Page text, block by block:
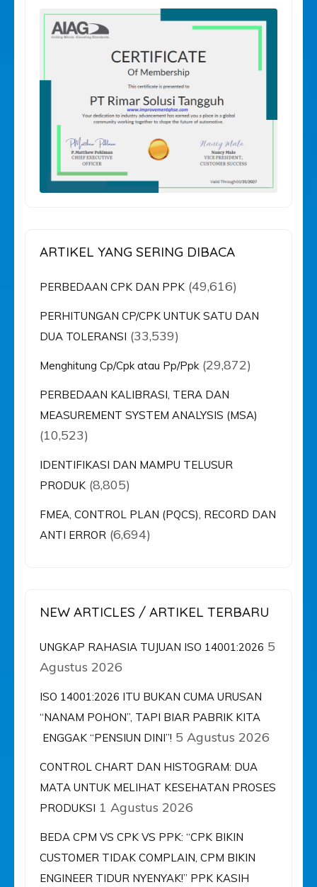
ARTIKEL YANG SERING DIBACA
PERBEDAAN CPK DAN PPK (49,616)
PERHITUNGAN CP/CPK UNTUK SATU DAN
DUA TOLERANSI (33,539)
Menghitung Cp/Cpk atau Pp/Ppk (29,872)
PERBEDAAN KALIBRASI, TERA DAN
MEASUREMENT SYSTEM ANALYSIS (MSA)
(10,523)
IDENTIFIKASI DAN MAMPU TELUSUR
PRODUK (8,805)
FMEA, CONTROL PLAN (PQCS), RECORD DAN
ANTI ERROR (6,694)
NEW ARTICLES / ARTIKEL TERBARU
UNGKAP RAHASIA TUJUAN ISO 14001:2026 5
Agustus 2026
ISO 14001:2026 ITU BUKAN CUMA URUSAN
“NANAM POHON”, TAPI BIAR PABRIK KITA
ENGGAK “PENSIUN DINI”! 5 Agustus 2026
CONTROL CHART DAN HISTOGRAM: DUA
MATA UNTUK MELIHAT KESEHATAN PROSES
PRODUKSI 1 Agustus 2026
BEDA CPM VS CPK VS PPK: “CPK BIKIN
CUSTOMER TIDAK COMPLAIN, CPM BIKIN
ENGINEER TIDUR NYENYAK!” PPK KASIH